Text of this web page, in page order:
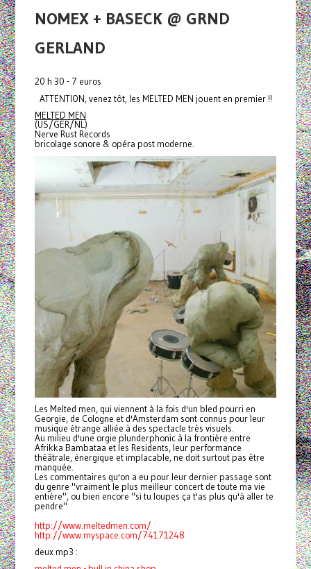
NOMEX + BASECK @ GRND
GERLAND
20 h 30 - 7 euros
ATTENTION, venez tôt, les MELTED MEN jouent en premier !!
MELTED MEN
(US/GER/NL)
Nerve Rust Records
bricolage sonore & opéra post moderne.
Les Melted men, qui viennent à la fois d'un bled pourri en
Georgie, de Cologne et d'Amsterdam sont connus pour leur
musique étrange alliée à des spectacle très visuels.
Au milieu d'une orgie plunderphonic à la frontière entre
Afrikka Bambataa et les Residents, leur performance
théâtrale, énergique et implacable, ne doit surtout pas être
manquée.
Les commentaires qu'on a eu pour leur dernier passage sont
du genre "vraiment le plus meilleur concert de toute ma vie
entière", ou bien encore "si tu loupes ça t'as plus qu'à aller te
pendre"
http://www.meltedmen.com/
http://www.myspace.com/74171248
deux mp3 :